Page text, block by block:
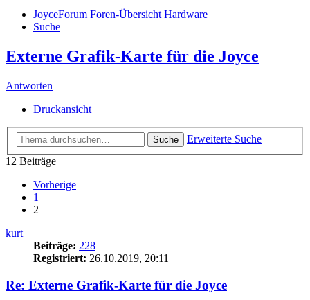
JoyceForum Foren-Übersicht Hardware
Suche
Externe Grafik-Karte für die Joyce
Antworten
Druckansicht
Suche
Erweiterte Suche
12 Beiträge
Vorherige
1
2
kurt
Beiträge: 228
Registriert: 26.10.2019, 20:11
Re: Externe Grafik-Karte für die Joyce